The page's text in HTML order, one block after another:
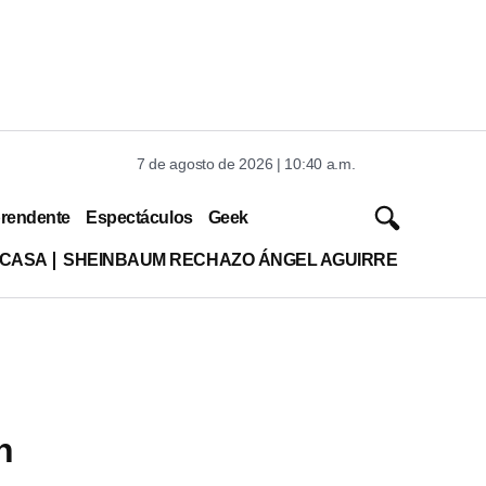
7 de agosto de 2026 | 10:40 a.m.
Espectáculos Geek
SHEINBAUM RECHAZO ÁNGEL AGUIRRE